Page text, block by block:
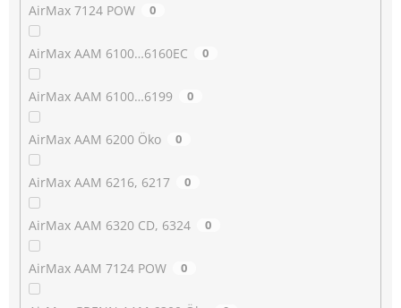
AirMax 7124 POW 0
AirMax AAM 6100…6160EC 0
AirMax AAM 6100…6199 0
AirMax AAM 6200 Öko 0
AirMax AAM 6216, 6217 0
AirMax AAM 6320 CD, 6324 0
AirMax AAM 7124 POW 0